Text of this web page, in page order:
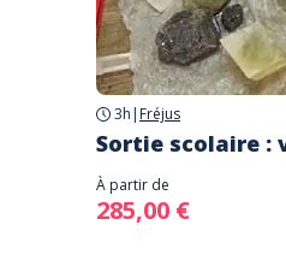
3h | Fréjus
Sortie scolaire :
À partir de
285,00 €